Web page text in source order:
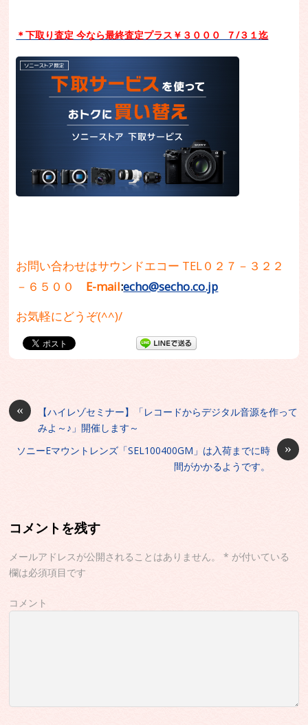
＊下取り査定 今なら最終査定プラス￥３０００ ７/３１迄
お問い合わせはサウンドエコー TEL０２７－３２２
－６５００ E-mail:echo@secho.co.jp
お気軽にどうぞ(^^)/
«
【ハイレゾセミナー】「レコードからデジタル音源を作って
みよ～♪」開催します～
»
ソニーEマウントレンズ「SEL100400GM」は入荷までに時
間がかかるようです。
コメントを残す
メールアドレスが公開されることはありません。 * が付いている
欄は必須項目です
コメント